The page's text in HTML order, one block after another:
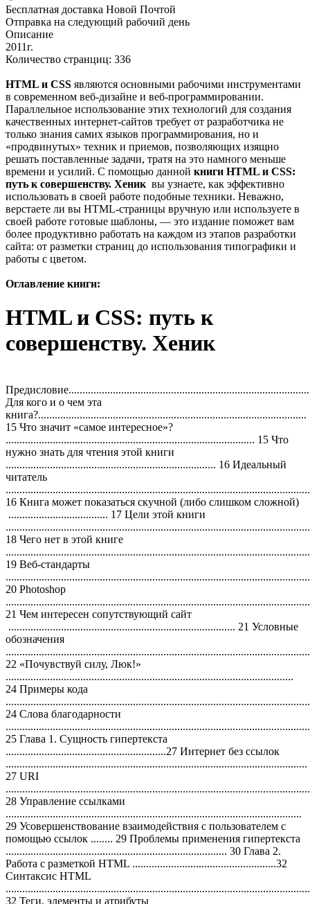
Бесплатная доставка Новой Почтой
Отправка на следующий рабочий день
Описание
2011г.
Количество странциц: 336
HTML и CSS являются основными рабочими инструментами
в современном веб-дизайне и веб-программировании.
Параллельное использование этих технологий для создания
качественных интернет-сайтов требует от разработчика не
только знания самих языков программирования, но и
«продвинутых» техник и приемов, позволяющих изящно
решать поставленные задачи, тратя на это намного меньше
времени и усилий. С помощью данной книги HTML и CSS:
путь к совершенству. Хеник вы узнаете, как эффективно
использовать в своей работе подобные техники. Неважно,
верстаете ли вы HTML-страницы вручную или используете в
своей работе готовые шаблоны, — это издание поможет вам
более продуктивно работать на каждом из этапов разработки
сайта: от разметки страниц до использования типографики и
работы с цветом.
Оглавление книги:
HTML и CSS: путь к
совершенству. Хеник
Для кого и о чем эта
книга?.................................................................................................
15 Что значит «самое интересное»?
.......................................................................................... 15 Что
нужно знать для чтения этой книги
............................................................................ 16 Идеальный
читатель
16 Книга может показаться скучной (либо слишком сложной)
.................................... 17 Цели этой книги
18 Чего нет в этой книге
19 Веб-стандарты
20 Photoshop
21 Чем интересен сопутствующий сайт
.................................................................................. 21 Условные
обозначения
..............................................................................................................
22 «Почувствуй силу, Люк!»
........................................................................................................
24 Примеры кода
24 Слова благодарности
25 Глава 1. Сущность гипертекста
..........................................................27 Интернет без ссылок
.............................................................................................................
27 URI
28 Управление ссылками
...........................................................................................................
29 Усовершенствование взаимодействия с пользователем с
помощью ссылок ........ 29 Проблемы применения гипертекста
................................................................................ 30 Глава 2.
Работа с разметкой HTML ....................................................32
Синтаксис HTML
32 Теги, элементы и атрибуты